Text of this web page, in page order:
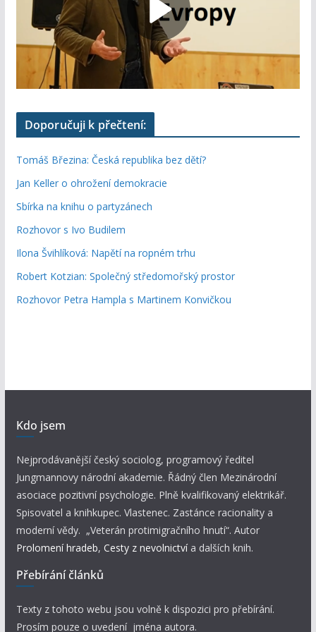
Doporučuji k přečtení:
Tomáš Březina: Česká republika bez dětí?
Jan Keller o ohrožení demokracie
Sbírka na knihu o partyzánech
Rozhovor s Ivo Budilem
Ilona Švihlíková: Napětí na ropném trhu
Robert Kotzian: Společný středomořský prostor
Rozhovor Petra Hampla s Martinem Konvičkou
Kdo jsem
Nejprodávanější český sociolog, programový ředitel
Jungmannovy národní akademie. Řádný člen Mezinárodní
asociace pozitivní psychologie. Plně kvalifikovaný elektrikář.
Spisovatel a knihkupec. Vlastenec. Zastánce racionality a
moderní vědy. „Veterán protimigračního hnutí“. Autor
Prolomení hradeb, Cesty z nevolnictví a dalších knih.
Přebírání článků
Texty z tohoto webu jsou volně k dispozici pro přebírání.
Prosím pouze o uvedení jména autora.